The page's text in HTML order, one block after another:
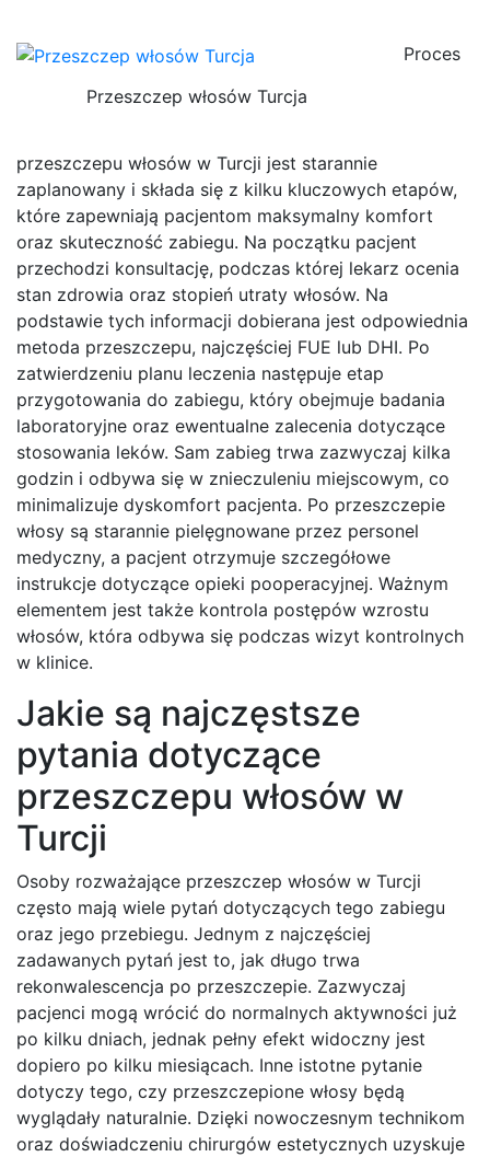
Przeszczep włosów Turcja
Proces
przeszczepu włosów w Turcji jest starannie
zaplanowany i składa się z kilku kluczowych etapów,
które zapewniają pacjentom maksymalny komfort
oraz skuteczność zabiegu. Na początku pacjent
przechodzi konsultację, podczas której lekarz ocenia
stan zdrowia oraz stopień utraty włosów. Na
podstawie tych informacji dobierana jest odpowiednia
metoda przeszczepu, najczęściej FUE lub DHI. Po
zatwierdzeniu planu leczenia następuje etap
przygotowania do zabiegu, który obejmuje badania
laboratoryjne oraz ewentualne zalecenia dotyczące
stosowania leków. Sam zabieg trwa zazwyczaj kilka
godzin i odbywa się w znieczuleniu miejscowym, co
minimalizuje dyskomfort pacjenta. Po przeszczepie
włosy są starannie pielęgnowane przez personel
medyczny, a pacjent otrzymuje szczegółowe
instrukcje dotyczące opieki pooperacyjnej. Ważnym
elementem jest także kontrola postępów wzrostu
włosów, która odbywa się podczas wizyt kontrolnych
w klinice.
Jakie są najczęstsze
pytania dotyczące
przeszczepu włosów w
Turcji
Osoby rozważające przeszczep włosów w Turcji
często mają wiele pytań dotyczących tego zabiegu
oraz jego przebiegu. Jednym z najczęściej
zadawanych pytań jest to, jak długo trwa
rekonwalescencja po przeszczepie. Zazwyczaj
pacjenci mogą wrócić do normalnych aktywności już
po kilku dniach, jednak pełny efekt widoczny jest
dopiero po kilku miesiącach. Inne istotne pytanie
dotyczy tego, czy przeszczepione włosy będą
wyglądały naturalnie. Dzięki nowoczesnym technikom
oraz doświadczeniu chirurgów estetycznych uzyskuje